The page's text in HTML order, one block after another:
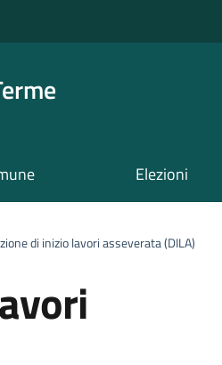
Elezioni
di inizio lavori asseverata (DILA)